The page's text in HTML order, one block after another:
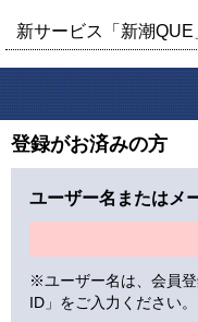
新サービス「新潮
登録がお済みの方
ユーザー名またはメ
※ユーザー名は、会員
ID」をご入力ください。